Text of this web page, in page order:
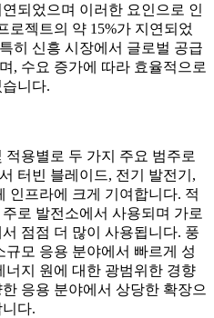
되었으며 이러한 요인으로 인
로젝트의 약 15%가 지연되었
히 신흥 시장에서 글로벌 공급
, 수요 증가에 따라 효율적으로
니다.
용별로 두 가지 주요 범주로
터빈 블레이드, 전기 발전기,
인프라에 크게 기여합니다. 적
로 발전소에서 사용되며 가로
점점 더 많이 사용됩니다. 풍
모 응용 분야에서 빠르게 성
너지 원에 대한 광범위한 경향
응용 분야에서 상당한 확장으
다.